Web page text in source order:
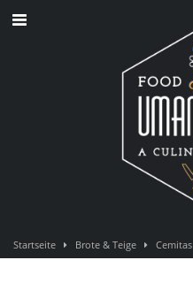
zum
Startseite Brote & Teige Cemitas